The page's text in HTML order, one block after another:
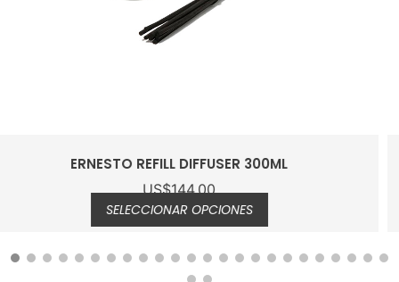
EAU DE PARFUM MEDIE 100ML
US$384.00
AÑADIR AL CARRITO